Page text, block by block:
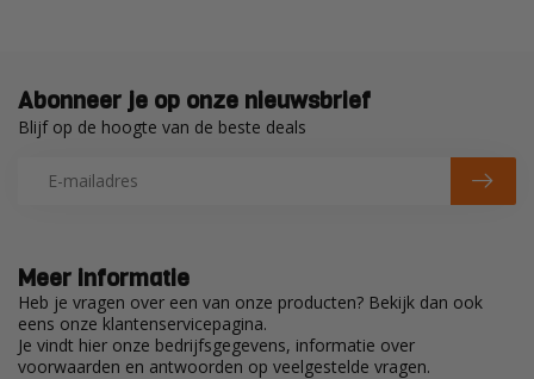
Meer informatie
Heb je vragen over een van onze producten? Bekijk dan ook
eens onze klantenservicepagina.
Je vindt hier onze bedrijfsgegevens, informatie over
voorwaarden en antwoorden op veelgestelde vragen.
Abonneer je op onze nieuwsbrief
Blijf op de hoogte van de beste deals